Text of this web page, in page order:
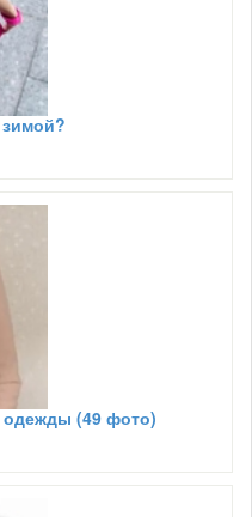
одежды (49 фото)